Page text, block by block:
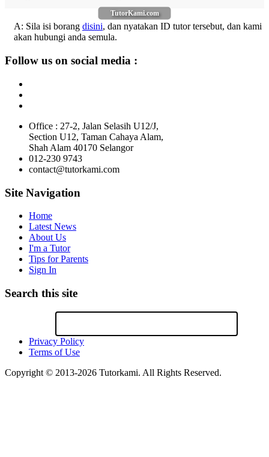
TutorKami.com
A: Sila isi borang disini, dan nyatakan ID tutor tersebut, dan kami
akan hubungi anda semula.
Follow us on social media :
Office : 27-2, Jalan Selasih U12/J,
Section U12, Taman Cahaya Alam,
Shah Alam 40170 Selangor
012-230 9743
contact@tutorkami.com
Site Navigation
Home
Latest News
About Us
I'm a Tutor
Tips for Parents
Sign In
Search this site
Privacy Policy
Terms of Use
Copyright © 2013-2026 Tutorkami. All Rights Reserved.